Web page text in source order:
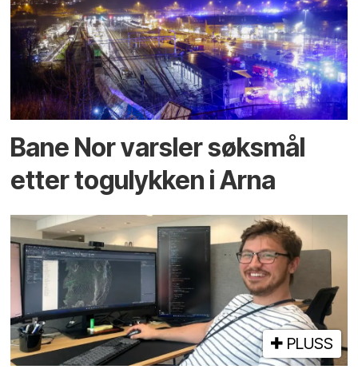
Bane Nor varsler søksmål
etter togulykken i Arna
PLUSS